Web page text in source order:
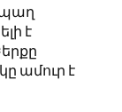
պաղ
է
ամուր է